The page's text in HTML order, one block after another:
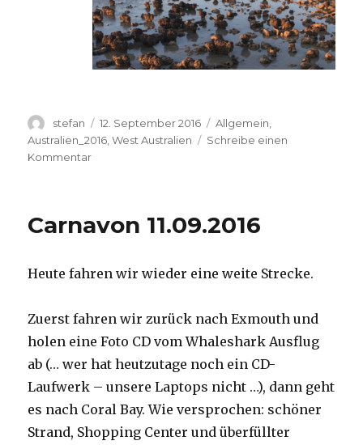
Autor
stefan
Veröffentlicht
am
12. September 2016 Kategorien
Allgemein
Australien_2016 ,West Australien
Schreibe einen
Kommentarzu
Carnavon 11.09.2016
Heute fahren wir wieder eine weite Strecke.
Zuerst fahren wir zurück nach Exmouth und
holen eine Foto CD vom Whaleshark Ausflug
ab (… wer hat heutzutage noch ein CD-
Laufwerk – unsere Laptops nicht …), dann geht
es nach Coral Bay. Wie versprochen: schöner
Strand, Shopping Center und überfüllter